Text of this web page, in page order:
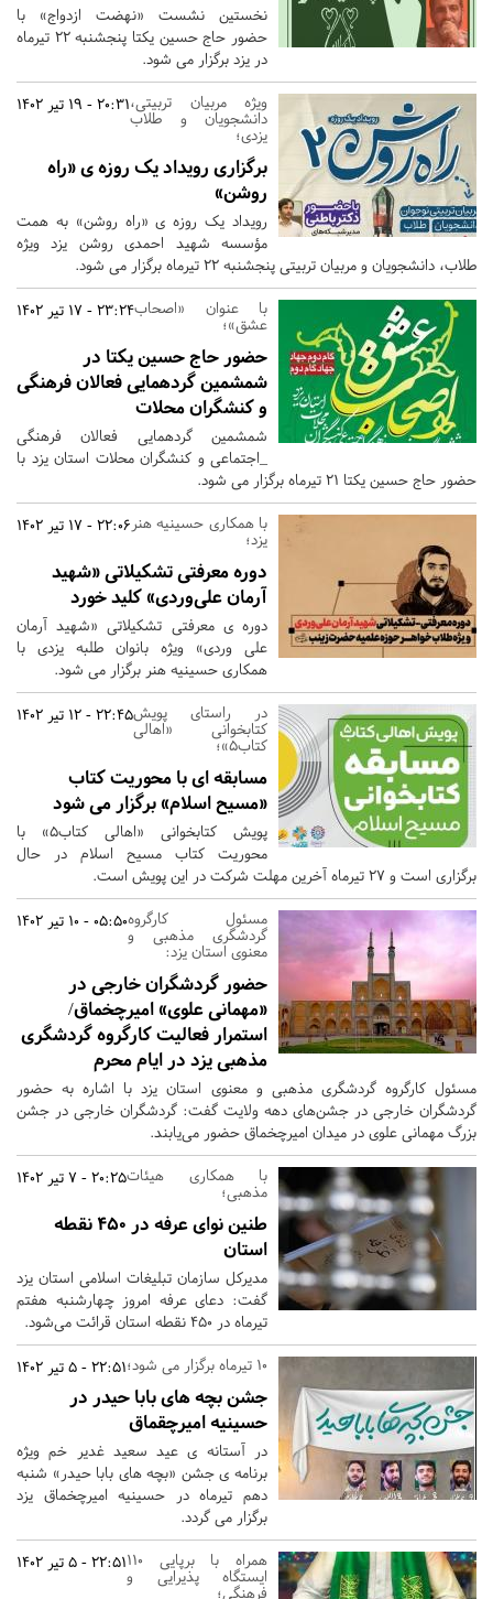
نخستین نشست «نهضت ازدواج» با
حضور حاج حسین یکتا پنجشنبه 22 تیرماه
در یزد برگزار می شود.
20:31 - 19 تیر 1402ویژه مربیان تربیتی،
دانشجویان و طلاب
یزدی؛
برگزاری رویداد یک روزه ی «راه
روشن»
رویداد یک روزه ی «راه روشن» به همت
مؤسسه شهید احمدی روشن یزد ویژه
طلاب، دانشجویان و مربیان تربیتی پنجشنبه 22 تیرماه برگزار می شود.
23:24 - 17 تیر 1402با عنوان «اصحاب
عشق»؛
حضور حاج حسین یکتا در
شمشمین گردهمایی فعالان فرهنگی
و کنشگران محلات
شمشمین گردهمایی فعالان فرهنگی
_اجتماعی و کنشگران محلات استان یزد با
حضور حاج حسین یکتا ۲۱ تیرماه برگزار می شود.
22:06 - 17 تیر 1402 با همکاری حسینیه هنر
یزد؛
دوره معرفتی تشکیلاتی «شهید
آرمان علی‌وردی» کلید خورد
دوره ی معرفتی تشکیلاتی «شهید آرمان
علی وردی» ویژه بانوان طلبه یزدی با
همکاری حسینیه هنر برگزار می شود.
22:45 - 12 تیر 1402در راستای پویش
کتابخوانی «اهالی
کتاب5»؛
مسابقه ای با محوریت کتاب
«مسیح اسلام» برگزار می شود
پویش کتابخوانی «اهالی کتاب5» با
محوریت کتاب مسیح اسلام در حال
برگزاری است و 27 تیرماه آخرین مهلت شرکت در این پویش است.
05:50 - 10 تیر 1402مسئول کارگروه
گردشگری مذهبی و
معنوی استان یزد:
حضور گردشگران خارجی در
«مهمانی علوی» امیرچخماق/
استمرار فعالیت کارگروه گردشگری
مذهبی یزد در ایام محرم
مسئول کارگروه گردشگری مذهبی و معنوی استان یزد با اشاره به حضور
گردشگران خارجی در جشن‌های دهه ولایت گفت: گردشگران خارجی در جشن
بزرگ مهمانی علوی در میدان امیرچخماق حضور می‌یابند.
20:25 - 7 تیر 1402با همکاری هیئات
مذهبی؛
طنین نوای عرفه در ۴۵۰ نقطه
استان
مدیرکل سازمان تبلیغات اسلامی استان یزد
گفت: دعای عرفه امروز چهارشنبه هفتم
تیرماه در ۴۵۰ نقطه استان قرائت می‌شود.
22:51 - 5 تیر 1402 10 تیرماه برگزار می شود؛
جشن بچه های بابا حیدر در
حسینیه امیرچقماق
در آستانه ی عید سعید غدیر خم ویژه
برنامه ی جشن «بچه های بابا حیدر» شنبه
دهم تیرماه در حسینیه امیرچخماق یزد
برگزار می گردد.
22:51 - 5 تیر 1402همراه با برپایی 11۰
ایستگاه پذیرایی و
فرهنگی؛